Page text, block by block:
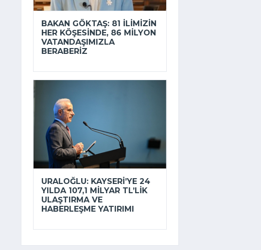
BAKAN GÖKTAŞ: 81 ILIMIZIN
HER KÖŞESINDE, 86 MILYON
VATANDAŞIMIZLA
BERABERIZ
URALOĞLU: KAYSERI’YE 24
YILDA 107,1 MILYAR TL’LIK
ULAŞTIRMA VE
HABERLEŞME YATIRIMI